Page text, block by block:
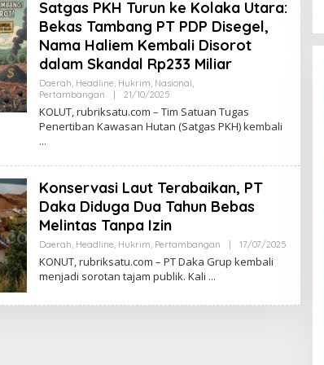
Satgas PKH Turun ke Kolaka Utara:
Bekas Tambang PT PDP Disegel,
Nama Haliem Kembali Disorot
dalam Skandal Rp233 Miliar
Daerah Headline Hukrim Nasional
Pertambangan
| 21/10/2025
E
H
K
S
KOLUT, rubriksatu.com – Tim Satuan Tugas
Penertiban Kawasan Hutan (Satgas PKH) kembali
Konservasi Laut Terabaikan, PT
Daka Diduga Dua Tahun Bebas
Melintas Tanpa Izin
Daerah Headline Hukrim Pertambangan | 17/07/2025
KONUT, rubriksatu.com – PT Daka Grup kembali
menjadi sorotan tajam publik. Kali